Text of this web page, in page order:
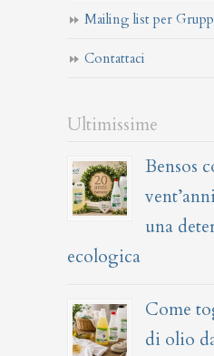
Mailing list per
Contattaci
Ultimissime
Bensos
una
ecologica
Come
di olio